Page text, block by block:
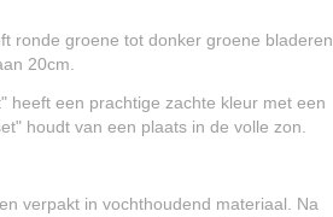
ronde groene tot donker groene bladeren.
20cm.
heeft een prachtige zachte kleur met een
houdt van een plaats in de volle zon.
verpakt in vochthoudend materiaal. Na